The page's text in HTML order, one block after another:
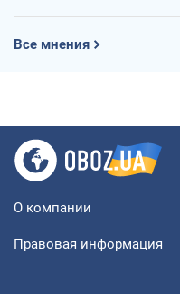
Все мнения
О компании
Правовая информация